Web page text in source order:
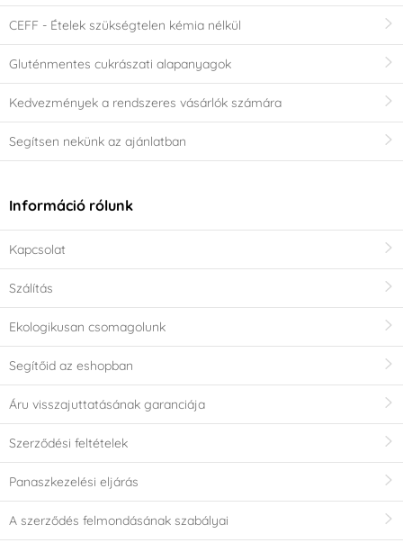
CEFF - Ételek szükségtelen kémia nélkül
Gluténmentes cukrászati alapanyagok
Kedvezmények a rendszeres vásárlók számára
Segítsen nekünk az ajánlatban
Információ rólunk
Kapcsolat
Szálítás
Ekologikusan csomagolunk
Segítőid az eshopban
Áru visszajuttatásának garanciája
Szerződési feltételek
Panaszkezelési eljárás
A szerződés felmondásának szabályai